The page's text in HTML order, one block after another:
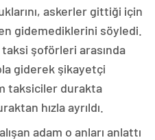
askerler gittiği için
gidemediklerini söyledi.
şoförleri arasında
giderek şikayetçi
taksiciler durakta
hızla ayrıldı.
adam o anları anlattı